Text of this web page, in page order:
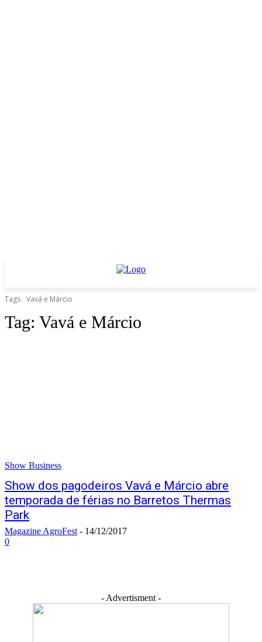
Tags Vavá e Márcio
Tag: Vavá e Márcio
Show Business
Show dos pagodeiros Vavá e Márcio abre
temporada de férias no Barretos Thermas
Park
Magazine AgroFest - 14/12/2017
0
- Advertisment -